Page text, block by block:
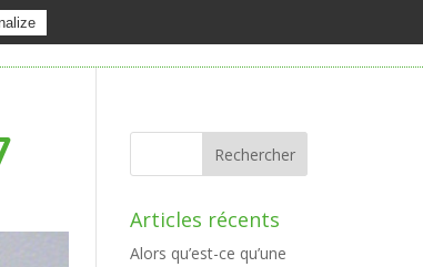
Articles récents
Alors qu’est-ce qu’une